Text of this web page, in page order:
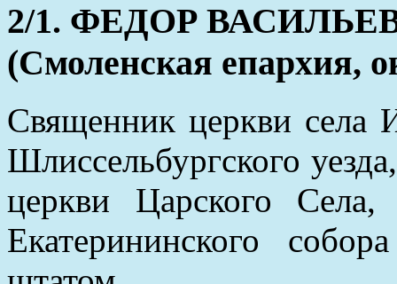
2/1. ФЕДОР
(Смоленская епархия,
Священник церкви села
Шлиссельбургского
церкви Царского
Екатерининского